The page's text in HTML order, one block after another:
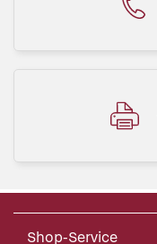
Shop-Service